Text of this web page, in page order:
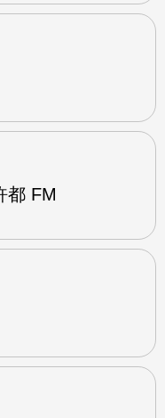
都 FM